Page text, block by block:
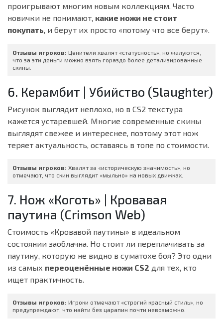
проигрывают многим новым коллекциям. Часто
новички не понимают, какие ножи не стоит
покупать, и берут их просто «потому что все берут».
Отзывы игроков: Ценители хвалят «статусность», но жалуются,
что за эти деньги можно взять гораздо более детализированные
скины.
6. Керамбит | Убийство (Slaughter)
Рисунок выглядит неплохо, но в CS2 текстура
кажется устаревшей. Многие современные скины
выглядят свежее и интереснее, поэтому этот нож
теряет актуальность, оставаясь в топе по стоимости.
Отзывы игроков: Хвалят за «историческую значимость», но
отмечают, что скин выглядит «мыльно» на новых движках.
7. Нож «Коготь» | Кровавая
паутина (Crimson Web)
Стоимость «Кровавой паутины» в идеальном
состоянии заоблачна. Но стоит ли переплачивать за
паутину, которую не видно в суматохе боя? Это одни
из самых переоценённые ножи CS2 для тех, кто
ищет практичность.
Отзывы игроков: Игроки отмечают «строгий красный стиль», но
предупреждают, что найти без царапин почти невозможно.